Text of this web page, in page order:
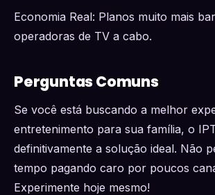
Economia Real: Planos muito mais
operadoras de TV a cabo.
Perguntas Comuns
Se você está buscando a melhor
entretenimento para sua família, o
definitivamente a solução ideal. Não
tempo pagando caro por poucos
Experimente hoje mesmo!